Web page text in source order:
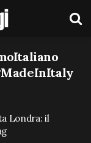
Londra: il